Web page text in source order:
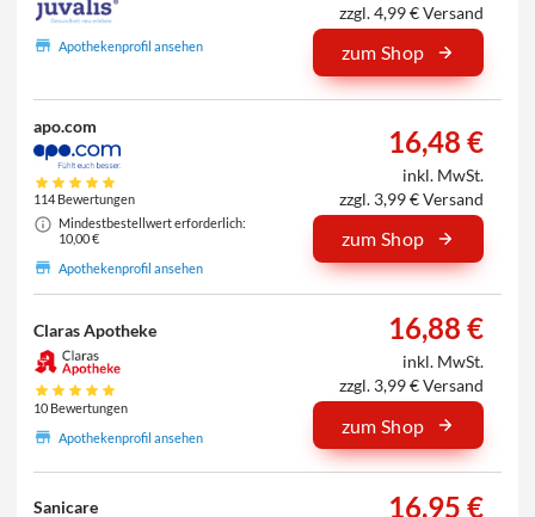
Apothekenprofil ansehen
zzgl. 4,99 € Versand
zum Shop
apo.com
114 Bewertungen
Mindestbestellwert erforderlich:
10,00 €
Apothekenprofil ansehen
16,48 €
inkl. MwSt.
zzgl. 3,99 € Versand
zum Shop
Claras Apotheke
10 Bewertungen
Apothekenprofil ansehen
16,88 €
inkl. MwSt.
zzgl. 3,99 € Versand
zum Shop
Sanicare 16,95 €